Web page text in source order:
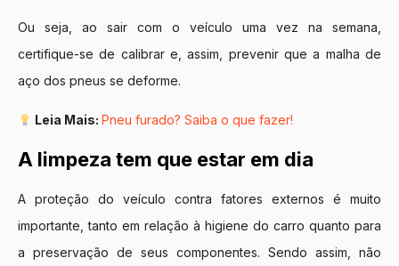
Ou seja, ao sair com o veículo uma vez na semana,
certifique-se de calibrar e, assim, prevenir que a malha de
aço dos pneus se deforme.
Leia Mais: Pneu furado? Saiba o que fazer!
A limpeza tem que estar em dia
A proteção do veículo contra fatores externos é muito
importante, tanto em relação à higiene do carro quanto para
a preservação de seus componentes. Sendo assim, não